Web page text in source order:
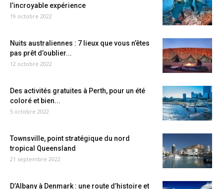
l’incroyable expérience
19 octobre 2022
Nuits australiennes : 7 lieux que vous n’êtes
pas prêt d’oublier...
12 octobre 2022
Des activités gratuites à Perth, pour un été
coloré et bien...
5 octobre 2022
Townsville, point stratégique du nord
tropical Queensland
21 septembre 2022
D’Albany à Denmark : une route d’histoire et